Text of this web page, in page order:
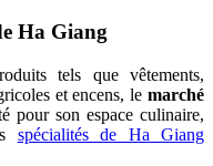
Ha Giang
tels que vêtements,
et encens, le marché
pour son espace culinaire,
spécialités de Ha Giang